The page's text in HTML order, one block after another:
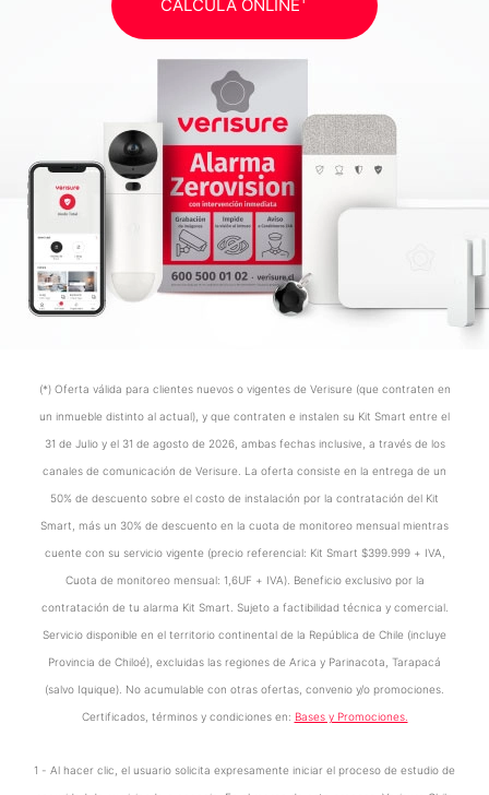
CALCULA ONLINE
(*) Oferta válida para clientes nuevos o vigentes de Verisure (que contraten en
un inmueble distinto al actual), y que contraten e instalen su Kit Smart entre el
31 de Julio y el 31 de agosto de 2026, ambas fechas inclusive, a través de los
canales de comunicación de Verisure. La oferta consiste en la entrega de un
50% de descuento sobre el costo de instalación por la contratación del Kit
Smart, más un 30% de descuento en la cuota de monitoreo mensual mientras
cuente con su servicio vigente (precio referencial: Kit Smart $399.999 + IVA,
Cuota de monitoreo mensual: 1,6UF + IVA). Beneficio exclusivo por la
contratación de tu alarma Kit Smart. Sujeto a factibilidad técnica y comercial.
Servicio disponible en el territorio continental de la República de Chile (incluye
Provincia de Chiloé), excluidas las regiones de Arica y Parinacota, Tarapacá
(salvo Iquique). No acumulable con otras ofertas, convenio y/o promociones.
Certificados, términos y condiciones en: Bases y Promociones.
1 - Al hacer clic, el usuario solicita expresamente iniciar el proceso de estudio de